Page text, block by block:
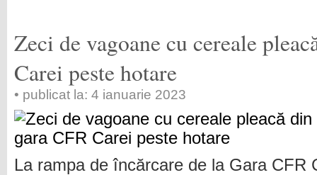
Zeci de vagoane cu cereale
Carei peste hotare
• publicat la: 4 ianuarie 2023
La rampa de încărcare de la Gara CFR